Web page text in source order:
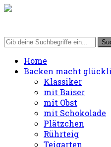
Home
Backen macht
Klassiker
mit Baiser
mit Obst
mit Schokolade
Plätzchen
Rührteig
Teigarten